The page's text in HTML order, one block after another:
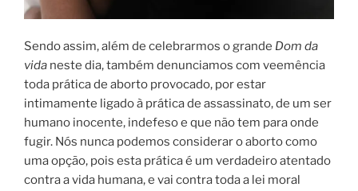
Sendo assim, além de celebrarmos o grande Dom da
vida neste dia, também denunciamos com veemência
toda prática de aborto provocado, por estar
intimamente ligado à prática de assassinato, de um ser
humano inocente, indefeso e que não tem para onde
fugir. Nós nunca podemos considerar o aborto como
uma opção, pois esta prática é um verdadeiro atentado
contra a vida humana, e vai contra toda a lei moral